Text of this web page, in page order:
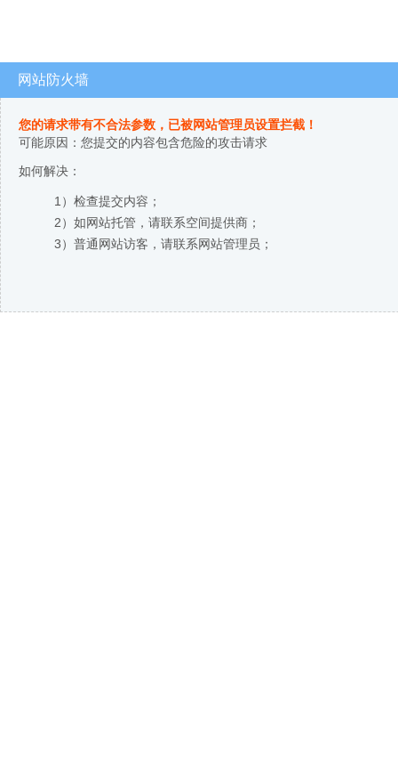
网站防火墙
您的请求带有不合法参数，已被网站管理员设置拦截！
可能原因：您提交的内容包含危险的攻击请求
如何解决：
1）检查提交内容；
2）如网站托管，请联系空间提供商；
3）普通网站访客，请联系网站管理员；